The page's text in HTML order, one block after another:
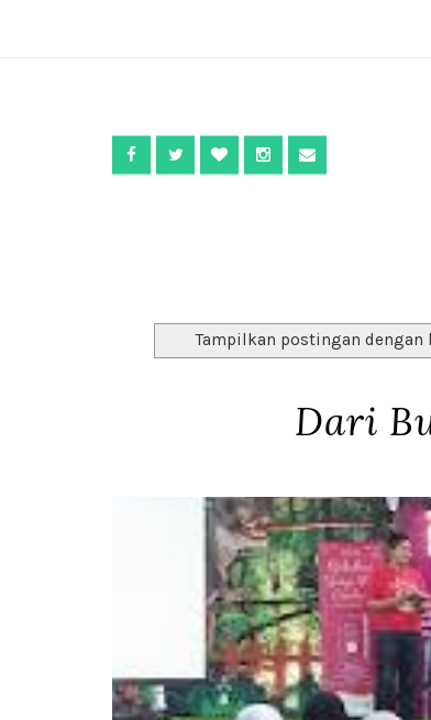
Tampilkan postingan dengan
Dari